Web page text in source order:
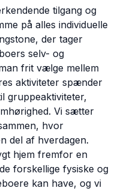
tilgang og
på alles individuelle
der tager
selv- og
frit vælge mellem
aktiviteter spænder
gruppeaktiviteter,
Vi sætter
hvor
del af hverdagen.
hjem fremfor en
forskellige fysiske og
kan have, og vi